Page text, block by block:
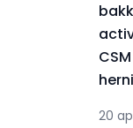
20